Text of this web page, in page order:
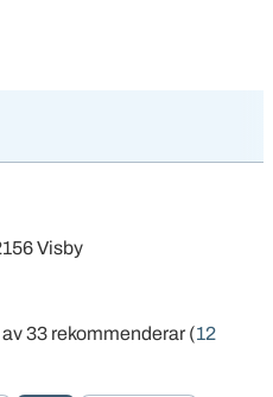
Visby
33 rekommenderar (12